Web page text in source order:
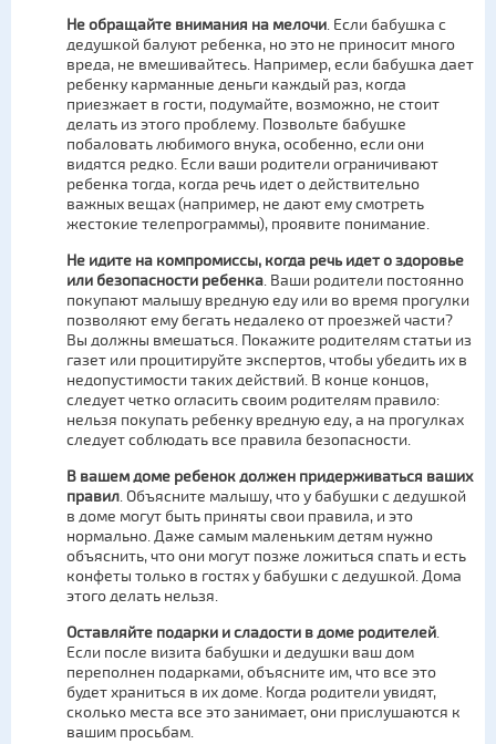
Не обращайте внимания на мелочи. Если бабушка с
дедушкой балуют ребенка, но это не приносит много
вреда, не вмешивайтесь. Например, если бабушка дает
ребенку карманные деньги каждый раз, когда
приезжает в гости, подумайте, возможно, не стоит
делать из этого проблему. Позвольте бабушке
побаловать любимого внука, особенно, если они
видятся редко. Если ваши родители ограничивают
ребенка тогда, когда речь идет о действительно
важных вещах (например, не дают ему смотреть
жестокие телепрограммы), проявите понимание.
Не идите на компромиссы, когда речь идет о здоровье
или безопасности ребенка. Ваши родители постоянно
покупают малышу вредную еду или во время прогулки
позволяют ему бегать недалеко от проезжей части?
Вы должны вмешаться. Покажите родителям статьи из
газет или процитируйте экспертов, чтобы убедить их в
недопустимости таких действий. В конце концов,
следует четко огласить своим родителям правило:
нельзя покупать ребенку вредную еду, а на прогулках
следует соблюдать все правила безопасности.
В вашем доме ребенок должен придерживаться ваших
правил. Объясните малышу, что у бабушки с дедушкой
в доме могут быть приняты свои правила, и это
нормально. Даже самым маленьким детям нужно
объяснить, что они могут позже ложиться спать и есть
конфеты только в гостях у бабушки с дедушкой. Дома
этого делать нельзя.
Оставляйте подарки и сладости в доме родителей.
Если после визита бабушки и дедушки ваш дом
переполнен подарками, объясните им, что все это
будет храниться в их доме. Когда родители увидят,
сколько места все это занимает, они прислушаются к
вашим просьбам.